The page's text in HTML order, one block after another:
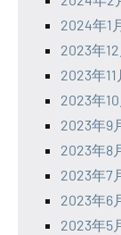
2024年1
2023年12
2023年11
2023年10
2023年9
2023年8
2023年7
2023年6
2023年5